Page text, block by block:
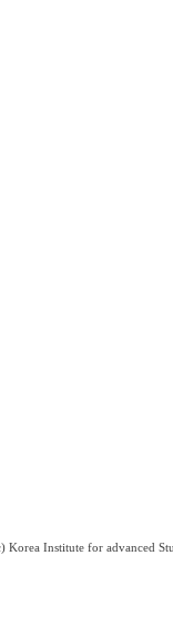
Korea Institute for advanced